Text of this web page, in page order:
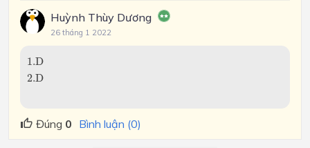
Huỳnh Thùy Dương
26 tháng 1 2022
1.D
1.D
2.D
2.D
Đúng 0 Bình luận (0)